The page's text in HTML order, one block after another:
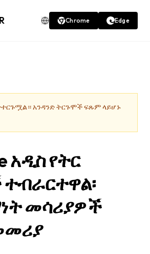
Chrome Edge
አንዳንድ ትርጉሞች ፍጹም ላይሆኑ
አዲስ የትር
መሳሪያዎች